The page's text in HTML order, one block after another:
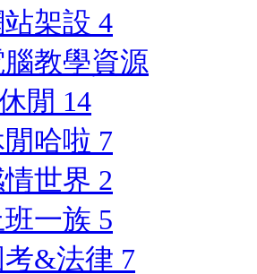
架設 4
腦教學資源
閒 14
哈啦 7
世界 2
班一族 5
考&法律 7